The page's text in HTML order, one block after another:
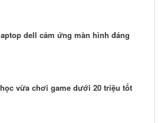
dell cảm ứng màn hình đáng
vừa chơi game dưới 20 triệu tốt